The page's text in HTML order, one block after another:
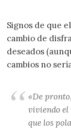
Signos de que
cambio de
deseados
cambios no
«De
viviendo el
que los